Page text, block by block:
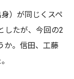
）が同じくスペ
したが、今回の2
か。信田、工藤